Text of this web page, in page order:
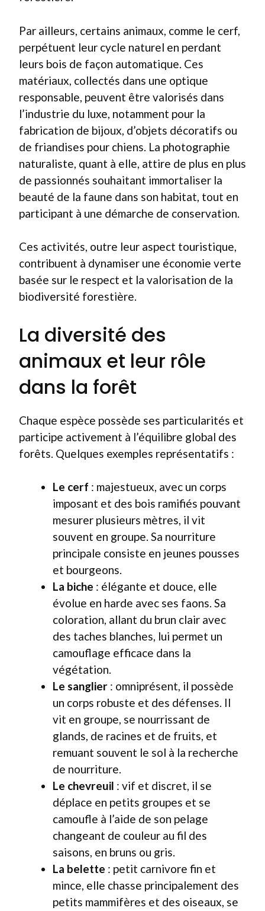
Par ailleurs, certains animaux, comme le cerf,
perpétuent leur cycle naturel en perdant
leurs bois de façon automatique. Ces
matériaux, collectés dans une optique
responsable, peuvent être valorisés dans
l’industrie du luxe, notamment pour la
fabrication de bijoux, d’objets décoratifs ou
de friandises pour chiens. La photographie
naturaliste, quant à elle, attire de plus en plus
de passionnés souhaitant immortaliser la
beauté de la faune dans son habitat, tout en
participant à une démarche de conservation.
Ces activités, outre leur aspect touristique,
contribuent à dynamiser une économie verte
basée sur le respect et la valorisation de la
biodiversité forestière.
La diversité des
animaux et leur rôle
dans la forêt
Chaque espèce possède ses particularités et
participe activement à l’équilibre global des
forêts. Quelques exemples représentatifs :
Le cerf : majestueux, avec un corps
imposant et des bois ramifiés pouvant
mesurer plusieurs mètres, il vit
souvent en groupe. Sa nourriture
principale consiste en jeunes pousses
et bourgeons.
La biche : élégante et douce, elle
évolue en harde avec ses faons. Sa
coloration, allant du brun clair avec
des taches blanches, lui permet un
camouflage efficace dans la
végétation.
Le sanglier : omniprésent, il possède
un corps robuste et des défenses. Il
vit en groupe, se nourrissant de
glands, de racines et de fruits, et
remuant souvent le sol à la recherche
de nourriture.
Le chevreuil : vif et discret, il se
déplace en petits groupes et se
camoufle à l’aide de son pelage
changeant de couleur au fil des
saisons, en bruns ou gris.
La belette : petit carnivore fin et
mince, elle chasse principalement des
petits mammifères et des oiseaux, se